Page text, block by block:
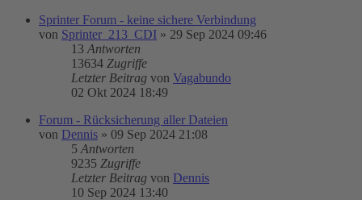
Sprinter Forum - keine sichere Verbindung
von Sprinter_213_CDI » 29 Sep 2024 09:46
13 Antworten
13634 Zugriffe
Letzter Beitrag von Vagabundo
02 Okt 2024 18:49
Forum - Rücksicherung aller Dateien
von Dennis » 09 Sep 2024 21:08
5 Antworten
9235 Zugriffe
Letzter Beitrag von Dennis
10 Sep 2024 13:40